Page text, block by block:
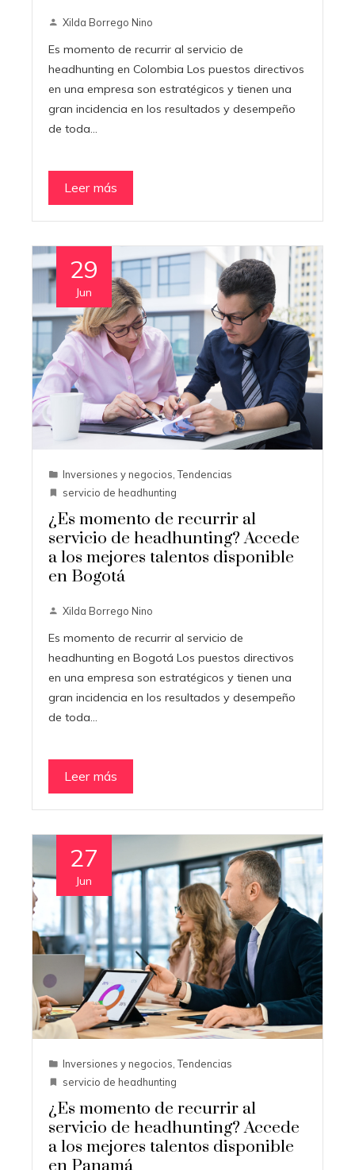
Xilda Borrego Nino
Es momento de recurrir al servicio de
headhunting en Colombia Los puestos directivos
en una empresa son estratégicos y tienen una
gran incidencia en los resultados y desempeño
de toda…
Leer más
29
Jun
Inversiones y negocios,Tendencias
servicio de headhunting
¿Es momento de recurrir al
servicio de headhunting? Accede
a los mejores talentos disponible
en Bogotá
Xilda Borrego Nino
Es momento de recurrir al servicio de
headhunting en Bogotá Los puestos directivos
en una empresa son estratégicos y tienen una
gran incidencia en los resultados y desempeño
de toda…
Leer más
27
Jun
Inversiones y negocios ,Tendencias
servicio de headhunting
¿Es momento de recurrir al
servicio de headhunting? Accede
a los mejores talentos disponible
en Panamá